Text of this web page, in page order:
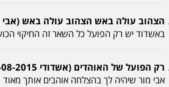
הצהוב עולה באש הצהוב עולה באש (אבי 24-08-2015, 17:52)
באשדוד יש רק הפועל כל השאר זה החיקוי
רק הפועל של האוהדים (אשדודי 24-08-2015, 17:56)
אבי מור שיהיה לך בהצלחה אוהבים אותך מאוד